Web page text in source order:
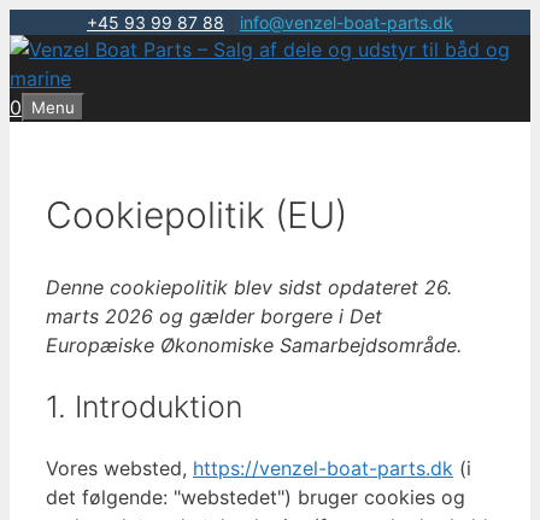
+45 93 99 87 88 info@venzel-boat-parts.dk
Hop
til
indhold
0 Menu
Cookiepolitik (EU)
Denne cookiepolitik blev sidst opdateret 26.
marts 2026 og gælder borgere i Det
Europæiske Økonomiske Samarbejdsområde.
1. Introduktion
Vores websted, https://venzel-boat-parts.dk (i
det følgende: "webstedet") bruger cookies og